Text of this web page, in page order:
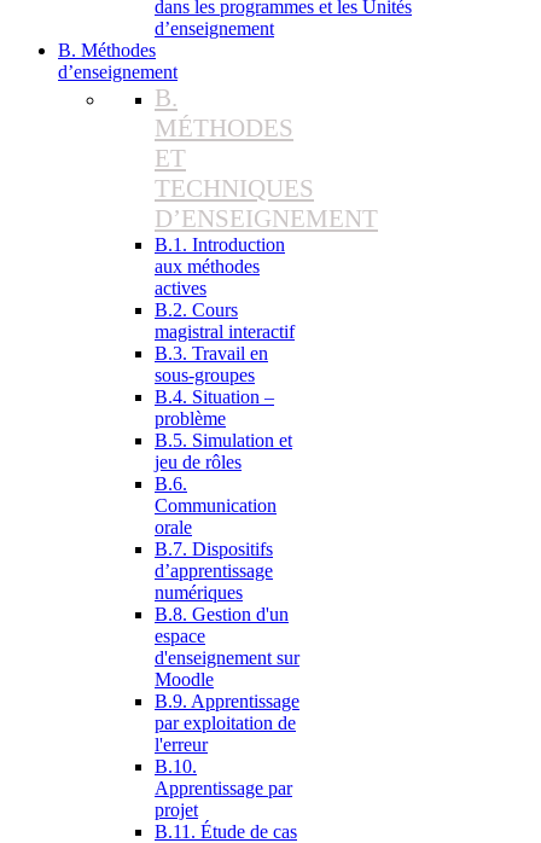
dans les programmes et les Unités
d’enseignement
B. Méthodes
d’enseignement
B.
MÉTHODES
ET
TECHNIQUES
D’ENSEIGNEMENT
B.1. Introduction
aux méthodes
actives
B.2. Cours
magistral interactif
B.3. Travail en
sous-groupes
B.4. Situation –
problème
B.5. Simulation et
jeu de rôles
B.6.
Communication
orale
B.7. Dispositifs
d’apprentissage
numériques
B.8. Gestion d'un
espace
d'enseignement sur
Moodle
B.9. Apprentissage
par exploitation de
l'erreur
B.10.
Apprentissage par
projet
B.11. Étude de cas